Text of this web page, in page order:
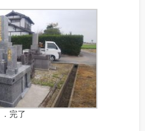
．完了